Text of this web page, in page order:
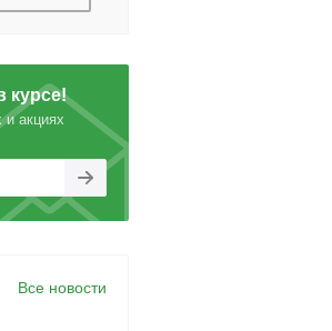
курсе!
и акциях
Все новости